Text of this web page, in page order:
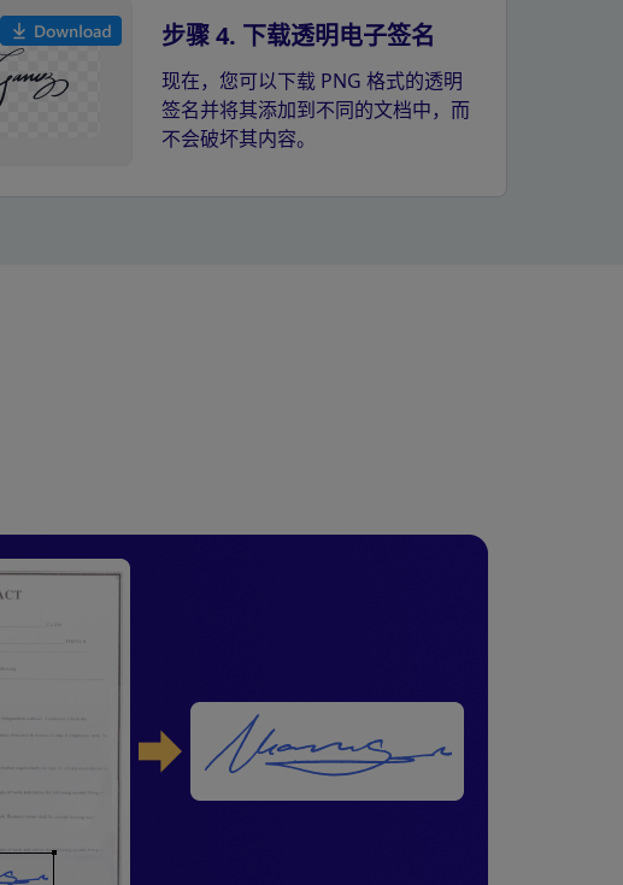
步骤 4. 下载透明电子签名
现在，您可以下载 PNG 格式的透明
签名并将其添加到不同的文档中，而
不会破坏其内容。